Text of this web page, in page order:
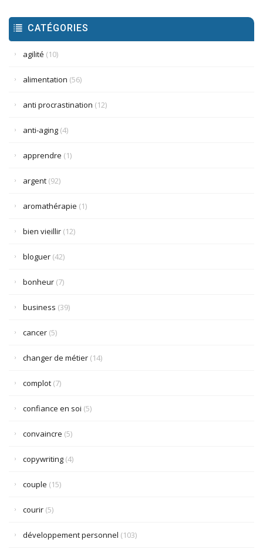
CATÉGORIES
agilité (10)
alimentation (56)
anti procrastination (12)
anti-aging (4)
apprendre (1)
argent (92)
aromathérapie (1)
bien vieillir (12)
bloguer (42)
bonheur (7)
business (39)
cancer (5)
changer de métier (14)
complot (7)
confiance en soi (5)
convaincre (5)
copywriting (4)
couple (15)
courir (5)
développement personnel (103)